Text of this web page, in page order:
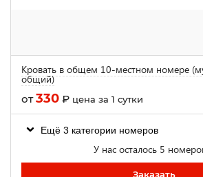
Кровать в общем 10-местном номере
общий)
от330 ₽ цена за 1 сутки
Ещё 3 категории номеров
У нас осталось 5
Заказать